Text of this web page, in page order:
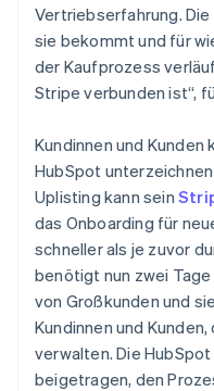
Vertriebserfahrung.
sie bekommt und für
der Kaufprozess
Stripe verbunden ist“,
Kundinnen und
HubSpot
Uplisting kann sein
das Onboarding für
schneller als je zuvor
benötigt nun zwei
von Großkunden und
Kundinnen und
verwalten. Die
beigetragen, den